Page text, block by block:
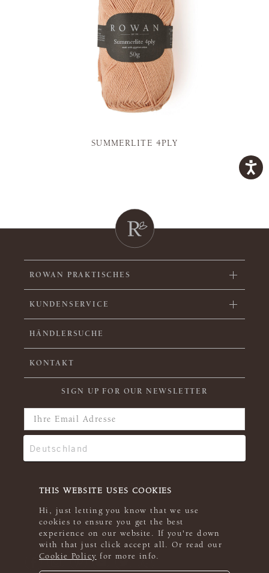
THIS WEBSITE USES COOKIES
Hi, just letting you know that we use
cookies to ensure you get the best
experience on our website. If you're down
with that just click accept all. Or read our
Cookie Policy for more info.
SUMMERLITE 4PLY
ROWAN PRAKTISCHES
KUNDENSERVICE
HÄNDLERSUCHE
KONTAKT
SIGN UP FOR OUR NEWSLETTER